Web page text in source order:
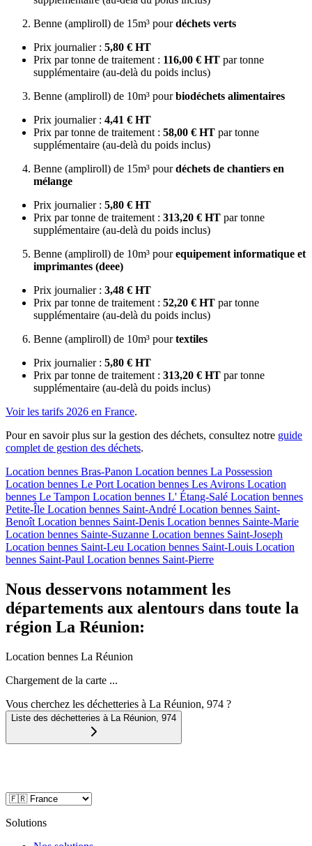
Benne (ampliroll) de 15m³ pourdéchets verts
Prix journalier : 5,80 € HT
Prix par tonne de traitement : 116,00 € HT par tonne
supplémentaire (au-delà du poids inclus)
Benne (ampliroll) de 10m³ pourbiodéchets alimentaires
Prix journalier : 4,41 € HT
Prix par tonne de traitement : 58,00 € HT par tonne
supplémentaire (au-delà du poids inclus)
Benne (ampliroll) de 15m³ pourdéchets de chantiers en
mélange
Prix journalier : 5,80 € HT
Prix par tonne de traitement : 313,20 € HT par tonne
supplémentaire (au-delà du poids inclus)
Benne (ampliroll) de 10m³ pourequipement informatique et
imprimantes (deee)
Prix journalier : 3,48 € HT
Prix par tonne de traitement : 52,20 € HT par tonne
supplémentaire (au-delà du poids inclus)
Benne (ampliroll) de 10m³ pourtextiles
Prix journalier : 5,80 € HT
Prix par tonne de traitement : 313,20 € HT par tonne
supplémentaire (au-delà du poids inclus)
Voir les tarifs 2026 en France.
Pour en savoir plus sur la gestion des déchets, consultez notre guide
complet de gestion des déchets.
Location bennes Bras-Panon Location bennes La Possession
Location bennes Le Port Location bennes Les Avirons Location
bennes Le Tampon Location bennes L' Étang-Salé Location bennes
Petite-Île Location bennes Saint-André Location bennes Saint-
Benoît Location bennes Saint-Denis Location bennes Sainte-Marie
Location bennes Sainte-Suzanne Location bennes Saint-Joseph
Location bennes Saint-Leu Location bennes Saint-Louis Location
bennes Saint-Paul Location bennes Saint-Pierre
Nous desservons notamment les
départements aux alentours dans toute la
région La Réunion:
Location bennes La Réunion
Chargement de la carte ...
Vous cherchez les déchetteries à La Réunion, 974 ?
Liste des déchetteries à La Réunion 974
Solutions